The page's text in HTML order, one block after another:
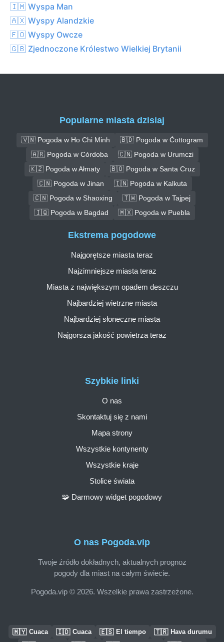
🇮🇲 Wyspa Man
🇦🇽 Wyspy Alandzkie
🇫🇴 Wyspy Owcze
🇬🇧 Zjednoczone Królestwo Wielkiej Brytanii
Popularne miasta dzisiaj
🇻🇳 Pogoda w Ho Chi Minh
🇧🇩 Pogoda w Ćottogram
🇦🇷 Pogoda w Córdoba
🇨🇳 Pogoda w Urumczi
🇰🇿 Pogoda w Ałmaty
🇧🇴 Pogoda w Santa Cruz
🇨🇳 Pogoda w Jinan
🇮🇳 Pogoda w Kalkuta
🇨🇳 Pogoda w Shaoxing
🇹🇼 Pogoda w Tajpej
🇮🇶 Pogoda w Bagdad
🇲🇽 Pogoda w Puebla
O nas Pogoda.vip
Twoje źródło dokładnych, aktualnych prognoz
pogody dla miast na całym świecie.
Pogoda.vip © 2026. Wszelkie prawa zastrzeżone.
Szybkie linki
O nas
Skontaktuj się z nami
Mapa strony
Wszystkie kontynenty
Wszystkie kraje
Stolice świata
🧩 Darmowy widget pogodowy
Ekstrema pogodowe
Najgorętsze miasta teraz
Najzimniejsze miasta teraz
Miasta z największym opadem deszczu
Najbardziej wietrzne miasta
Najbardziej słoneczne miasta
Najgorsza jakość powietrza teraz
🇲🇾 Cuaca 🇮🇩 Cuaca 🇪🇸 El tiempo 🇹🇷 Hava durumu